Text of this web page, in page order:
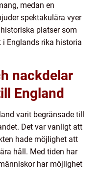
medan en
spektakulära vyer
platser som
i Englands rika historia
nackdelar
England
varit begränsade till
Det var vanligt att
hade möjlighet att
håll. Med tiden har
har möjlighet